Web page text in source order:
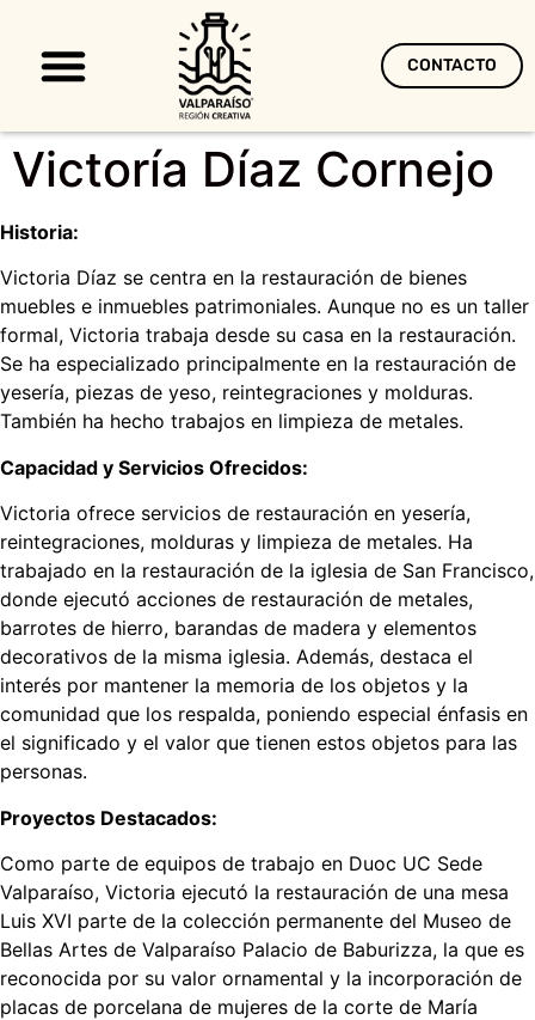
CONTACTO
Victoría Díaz Cornejo
Historia:
Victoria Díaz se centra en la restauración de bienes
muebles e inmuebles patrimoniales. Aunque no es un taller
formal, Victoria trabaja desde su casa en la restauración.
Se ha especializado principalmente en la restauración de
yesería, piezas de yeso, reintegraciones y molduras.
También ha hecho trabajos en limpieza de metales.
Capacidad y Servicios Ofrecidos:
Victoria ofrece servicios de restauración en yesería,
reintegraciones, molduras y limpieza de metales. Ha
trabajado en la restauración de la iglesia de San Francisco,
donde ejecutó acciones de restauración de metales,
barrotes de hierro, barandas de madera y elementos
decorativos de la misma iglesia. Además, destaca el
interés por mantener la memoria de los objetos y la
comunidad que los respalda, poniendo especial énfasis en
el significado y el valor que tienen estos objetos para las
personas.
Proyectos Destacados:
Como parte de equipos de trabajo en Duoc UC Sede
Valparaíso, Victoria ejecutó la restauración de una mesa
Luis XVI parte de la colección permanente del Museo de
Bellas Artes de Valparaíso Palacio de Baburizza, la que es
reconocida por su valor ornamental y la incorporación de
placas de porcelana de mujeres de la corte de María